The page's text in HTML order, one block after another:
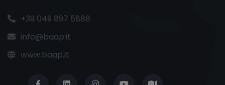
+39 049 897 5888
info@baap.it
www.baap.it